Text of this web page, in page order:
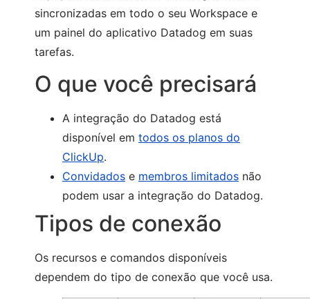
sincronizadas em todo o seu Workspace e
um painel do aplicativo Datadog em suas
tarefas.
O que você precisará
A integração do Datadog está
disponível em todos os planos do
ClickUp.
Convidados e membros limitados não
podem usar a integração do Datadog.
Tipos de conexão
Os recursos e comandos disponíveis
dependem do tipo de conexão que você usa.